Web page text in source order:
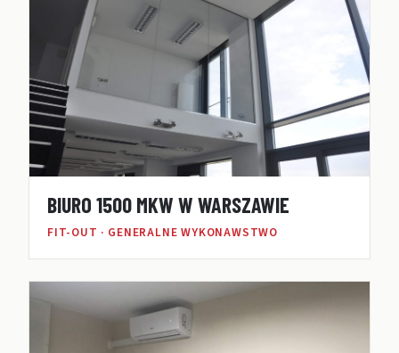
BIURO 1500 MKW W WARSZAWIE
FIT-OUT · GENERALNE WYKONAWSTWO